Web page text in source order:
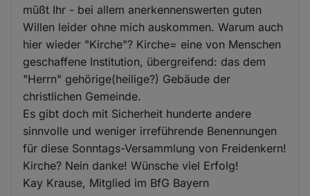
müßt Ihr - bei allem anerkennenswerten guten
Willen leider ohne mich auskommen. Warum auch
hier wieder "Kirche"? Kirche= eine von Menschen
geschaffene Institution, übergreifend: das dem
"Herrn" gehörige(heilige?) Gebäude der
christlichen Gemeinde.
Es gibt doch mit Sicherheit hunderte andere
sinnvolle und weniger irreführende Benennungen
für diese Sonntags-Versammlung von Freidenkern!
Kirche? Nein danke! Wünsche viel Erfolg!
Kay Krause, Mitglied im BfG Bayern